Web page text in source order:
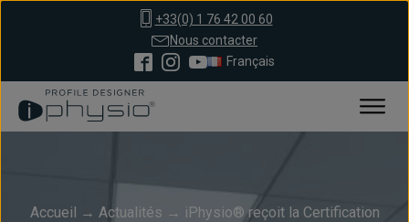
+33(0) 1 76 42 00 60
Nous contacter
Français
Accueil → Actualités → iPhysio® reçoit la Certification